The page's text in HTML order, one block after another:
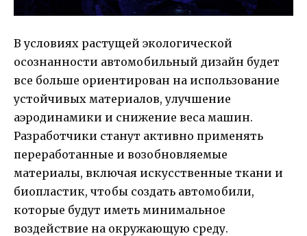
В условиях растущей экологической
осознанности автомобильный дизайн будет
все больше ориентирован на использование
устойчивых материалов, улучшение
аэродинамики и снижение веса машин.
Разработчики станут активно применять
переработанные и возобновляемые
материалы, включая искусственные ткани и
биопластик, чтобы создать автомобили,
которые будут иметь минимальное
воздействие на окружающую среду.